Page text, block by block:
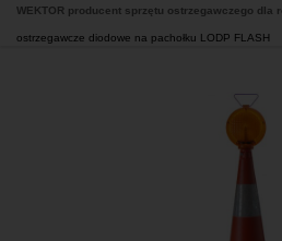
WEKTOR producent sprzętu ostrzegawczego dla
ostrzegawcze diodowe na pachołku LODP FLASH